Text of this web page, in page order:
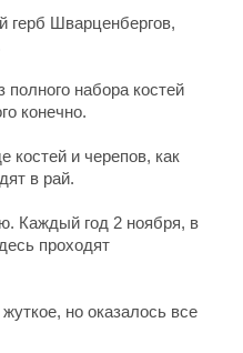
герб Шварценбергов,
набора костей
конечно.
костей и черепов, как
в рай.
Каждый год 2 ноября, в
проходят
но оказалось все